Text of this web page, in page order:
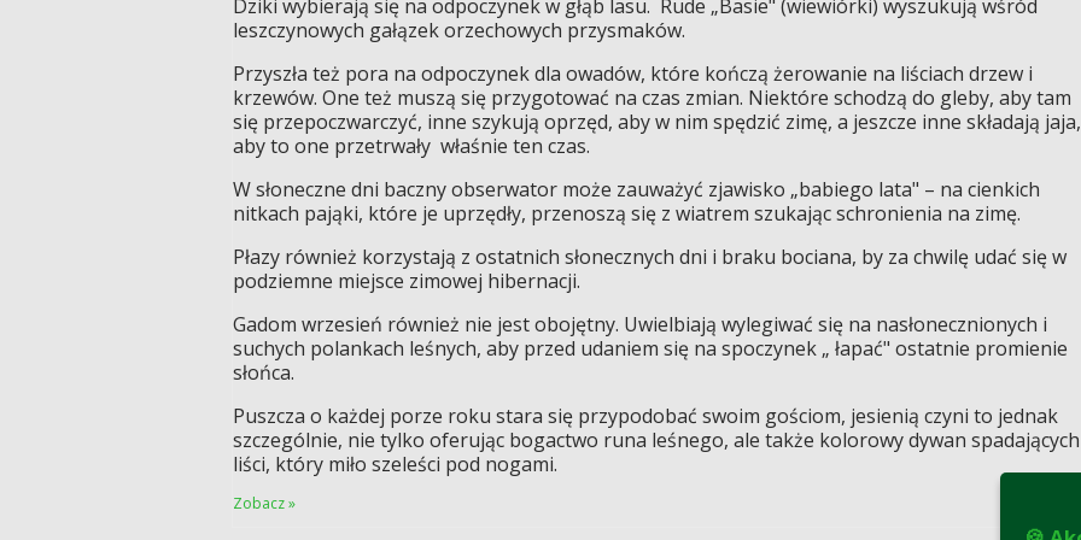
Dziki wybierają się na odpoczynek w głąb lasu. Rude „Basie" (wiewiórki) wyszukują wśród
leszczynowych gałązek orzechowych przysmaków.
Przyszła też pora na odpoczynek dla owadów, które kończą żerowanie na liściach drzew i
krzewów. One też muszą się przygotować na czas zmian. Niektóre schodzą do gleby, aby tam
się przepoczwarczyć, inne szykują oprzęd, aby w nim spędzić zimę, a jeszcze inne składają jaja,
aby to one przetrwały właśnie ten czas.
W słoneczne dni baczny obserwator może zauważyć zjawisko „babiego lata" – na cienkich
nitkach pająki, które je uprzędły, przenoszą się z wiatrem szukając schronienia na zimę.
Płazy również korzystają z ostatnich słonecznych dni i braku bociana, by za chwilę udać się w
podziemne miejsce zimowej hibernacji.
Gadom wrzesień również nie jest obojętny. Uwielbiają wylegiwać się na nasłonecznionych i
suchych polankach leśnych, aby przed udaniem się na spoczynek „ łapać" ostatnie promienie
słońca.
Puszcza o każdej porze roku stara się przypodobać swoim gościom, jesienią czyni to jednak
szczególnie, nie tylko oferując bogactwo runa leśnego, ale także kolorowy dywan spadających
liści, który miło szeleści pod nogami.
Zobacz »